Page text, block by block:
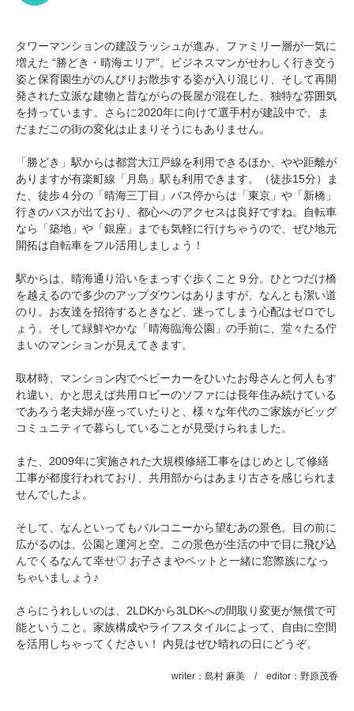
タワーマンションの建設ラッシュが進み、ファミリー層が一気に
増えた “勝どき・晴海エリア”。ビジネスマンがせわしく行き交う
姿と保育園生がのんびりお散歩する姿が入り混じり、そして再開
発された立派な建物と昔ながらの長屋が混在した、独特な雰囲気
を持っています。さらに2020年に向けて選手村が建設中で、ま
だまだこの街の変化は止まりそうにもありません。
「勝どき」駅からは都営大江戸線を利用できるほか、やや距離が
ありますが有楽町線「月島」駅も利用できます。（徒歩15分）ま
た、徒歩４分の「晴海三丁目」バス停からは「東京」や「新橋」
行きのバスが出ており、都心へのアクセスは良好ですね。自転車
なら「築地」や「銀座」までも気軽に行けちゃうので、ぜひ地元
開拓は自転車をフル活用しましょう！
駅からは、晴海通り沿いをまっすぐ歩くこと９分。ひとつだけ橋
を越えるので多少のアップダウンはありますが、なんとも潔い道
のり。お友達を招待するときなど、迷ってしまう心配はゼロでし
ょう。そして緑鮮やかな「晴海臨海公園」の手前に、堂々たる佇
まいのマンションが見えてきます。
取材時、マンション内でベビーカーをひいたお母さんと何人もす
れ違い、かと思えば共用ロビーのソファには長年住み続けている
であろう老夫婦が座っていたりと、様々な年代のご家族がビッグ
コミュニティで暮らしていることが見受けられました。
また、2009年に実施された大規模修繕工事をはじめとして修繕
工事が都度行われており、共用部からはあまり古さを感じられま
せんでしたよ。
そして、なんといってもバルコニーから望むあの景色。目の前に
広がるのは、公園と運河と空。この景色が生活の中で目に飛び込
んでくるなんて幸せ♡ お子さまやペットと一緒に窓際族になっ
ちゃいましょう♪
さらにうれしいのは、2LDKから3LDKへの間取り変更が無償で可
能ということ。家族構成やライフスタイルによって、自由に空間
を活用しちゃってください！ 内見はぜひ晴れの日にどうぞ。
writer：島村 麻美 / editor：野原茂香